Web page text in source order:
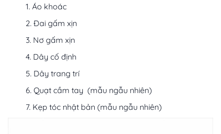
Áo khoác
Đai gấm xịn
Nơ gấm xịn
Dây cố định
Dây trang trí
Quạt cầm tay (mẫu ngẫu nhiên)
Kẹp tóc nhật bản (mẫu ngẫu nhiên)